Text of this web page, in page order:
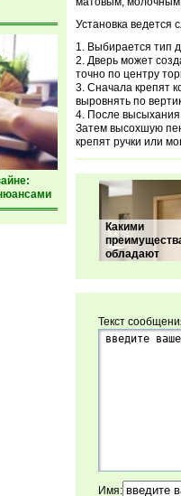
Установка
Выбирается тип
Дверь может
точно по центру
Сначала крепят
выровнять по
После
Затем высохшую
крепят ручки или
Какими
обладают
Текст
Имя: